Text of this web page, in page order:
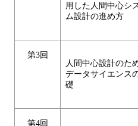
用した人間中心シ
ム設計の進め方
第3回
人間中心設計のた
データサイエンス
礎
第4回